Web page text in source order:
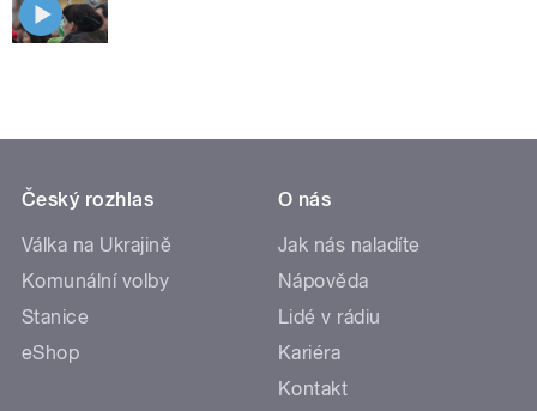
Český rozhlas
Válka na Ukrajině
Komunální volby
Stanice
eShop
O nás
Jak nás naladíte
Nápověda
Lidé v rádiu
Kariéra
Kontakt